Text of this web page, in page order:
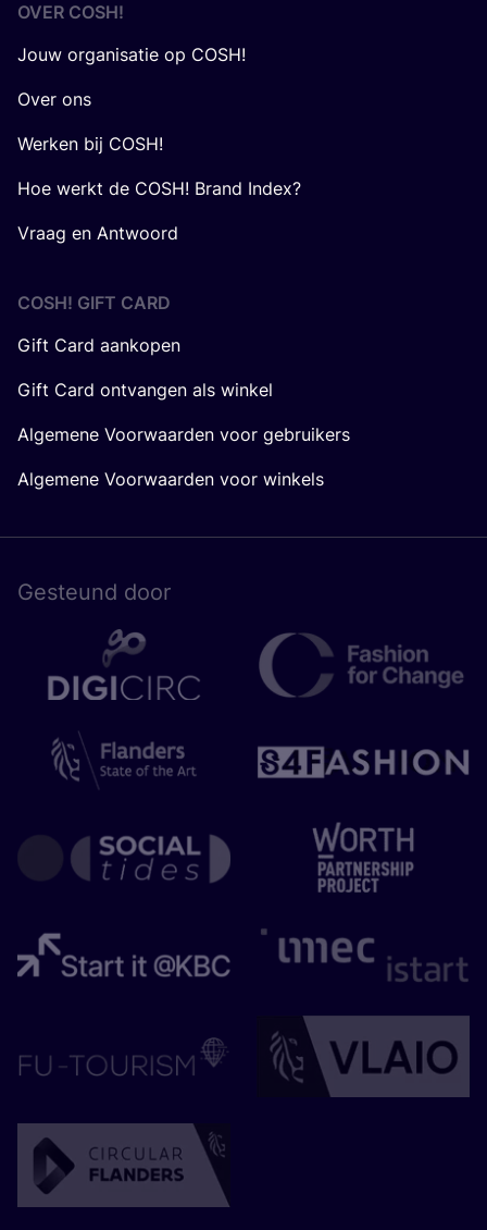
OVER COSH!
Jouw organisatie op COSH!
Over ons
Werken bij COSH!
Hoe werkt de COSH! Brand Index?
Vraag en Antwoord
COSH! GIFT CARD
Gift Card aankopen
Gift Card ontvangen als winkel
Algemene Voorwaarden voor gebruikers
Algemene Voorwaarden voor winkels
Gesteund door